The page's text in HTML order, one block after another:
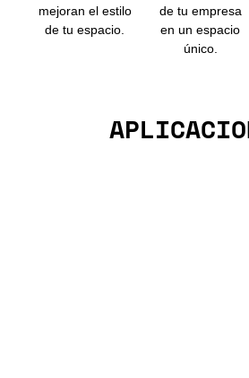
mejoran el estilo
de tu espacio.
de tu empresa
en un espacio
único.